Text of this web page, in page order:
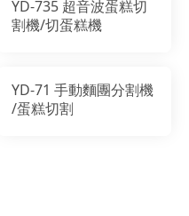
YD-735 超音波蛋糕切
割機/切蛋糕機
YD-71 手動麵團分割機
/蛋糕切割